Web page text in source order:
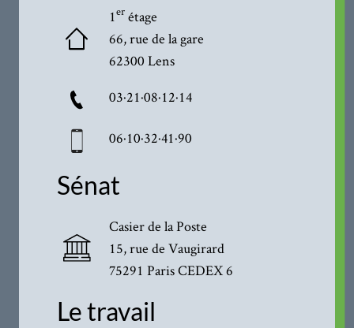
1erétage
66, rue de la gare
62300 Lens
03·21·08·12·14
06·10·32·41·90
Sénat
Casier de la Poste
15, rue de Vaugirard
75291 Paris CEDEX 6
Le travail